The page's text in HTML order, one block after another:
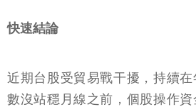
快速結論
近期台股受貿易戰干擾，持續
數沒站穩月線之前，個股操作